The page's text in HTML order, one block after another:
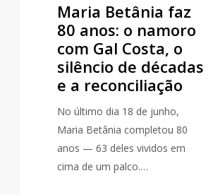
reconciliação
Maria Betânia faz
80 anos: o namoro
com Gal Costa, o
silêncio de décadas
e a reconciliação
No último dia 18 de junho,
Maria Betânia completou 80
anos — 63 deles vividos em
cima de um palco.…